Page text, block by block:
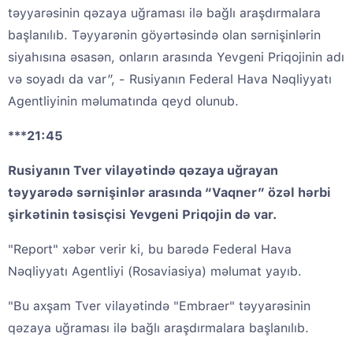
təyyarəsinin qəzaya uğraması ilə bağlı araşdırmalara
başlanılıb. Təyyarənin göyərtəsində olan sərnişinlərin
siyahısına əsasən, onların arasında Yevgeni Priqojinin adı
və soyadı da var”, - Rusiyanın Federal Hava Nəqliyyatı
Agentliyinin məlumatında qeyd olunub.
***21:45
Rusiyanın Tver vilayətində qəzaya uğrayan
təyyarədə sərnişinlər arasında “Vaqner” özəl hərbi
şirkətinin təsisçisi Yevgeni Priqojin də var.
"Report" xəbər verir ki, bu barədə Federal Hava
Nəqliyyatı Agentliyi (Rosaviasiya) məlumat yayıb.
"Bu axşam Tver vilayətində "Embraer" təyyarəsinin
qəzaya uğraması ilə bağlı araşdırmalara başlanılıb.